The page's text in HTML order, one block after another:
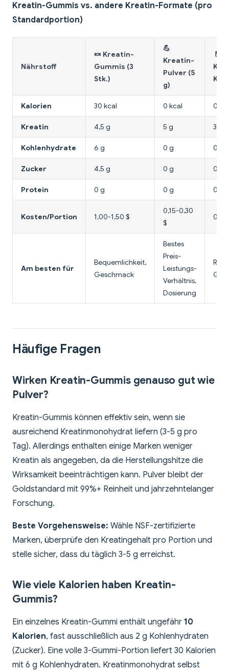
Kreatin-Gummis vs. andere Kreatin-Formate (pro
Standardportion)
Nährstoff
🍬 Kreatin-
Gummis (3
Stk.)
💪
Kreatin-
Pulver (5
g)
💊
Kalorien 30 kcal 0 kcal 0
Kreatin 4,5 g 5 g 3-5
Kohlenhydrate 6 g 0 g 0 g
Zucker 4,5 g 0 g 0 g
Protein 0 g 0 g 0 g
Kosten/Portion 1,00-1,50 $
0,15-0,30
$
Am besten für
Bequemlichkeit,
Geschmack
Bestes
Preis-
Leistungs-
Verhältnis,
Dosierung
Häufige Fragen
Wirken Kreatin-Gummis genauso gut wie
Pulver?
Kreatin-Gummis können effektiv sein, wenn sie
ausreichend Kreatinmonohydrat liefern (3-5 g pro
Tag). Allerdings enthalten einige Marken weniger
Kreatin als angegeben, da die Herstellungshitze die
Wirksamkeit beeinträchtigen kann. Pulver bleibt der
Goldstandard mit 99%+ Reinheit und jahrzehntelanger
Forschung.
Beste Vorgehensweise: Wähle NSF-zertifizierte
Marken, überprüfe den Kreatingehalt pro Portion und
stelle sicher, dass du täglich 3-5 g erreichst.
Wie viele Kalorien haben Kreatin-
Gummis?
Ein einzelnes Kreatin-Gummi enthält ungefähr 10
Kalorien, fast ausschließlich aus 2 g Kohlenhydraten
(Zucker). Eine volle 3-Gummi-Portion liefert 30 Kalorien
mit 6 g Kohlenhydraten. Kreatinmonohydrat selbst